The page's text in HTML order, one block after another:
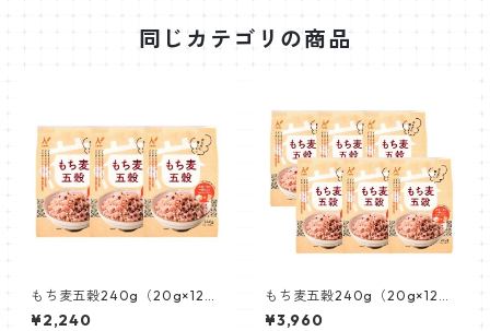
同じカテゴリの商品
もち麦五穀240g（20g×12
袋） 3個セット
¥2,240
もち麦五穀240g（20g×12
袋） 6個セット
¥3,960